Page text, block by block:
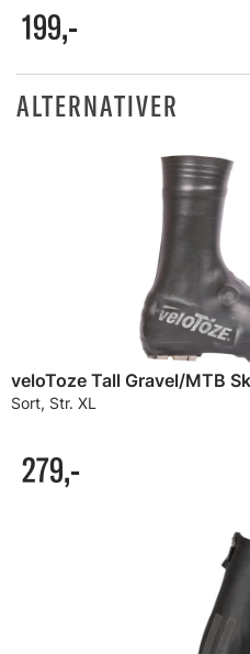
199,-
ALTERNATIVER
veloToze Tall Gravel/MTB
Sort, Str. XL
279,-